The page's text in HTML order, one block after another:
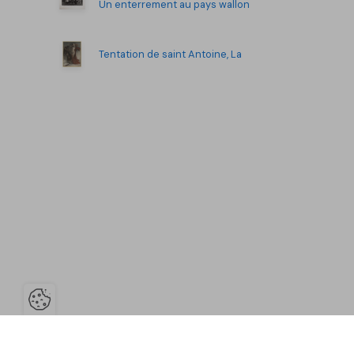
Un enterrement au pays wallon
Tentation de saint Antoine, La
Ouvrir la barre de gestion des